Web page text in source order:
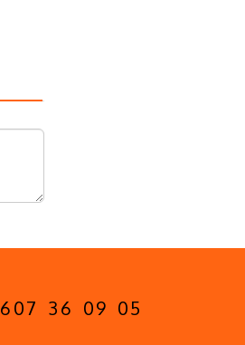
607 36 09 05